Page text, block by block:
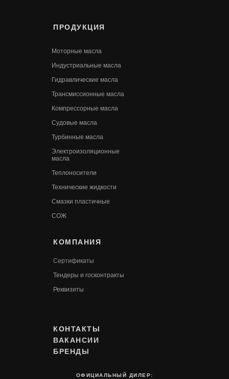
ПРОДУКЦИЯ
КОМПАНИЯ
Моторные масла
Индустриальные масла
Гидравлические масла
Трансмиссионные масла
Компрессорные масла
Судовые масла
Турбинные масла
Электроизоляционные
масла
Теплоносители
Технические жидкости
Смазки пластичные
СОЖ
Сертификаты
Тендеры и госконтракты
Реквизиты
КОНТАКТЫ
ОФИЦИАЛЬНЫЙ ДИЛЕР:
БРЕНДЫ
ВАКАНСИИ